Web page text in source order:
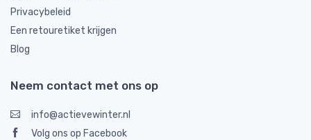
Privacybeleid
Een retouretiket krijgen
Blog
Neem contact met ons op
info@actievewinter.nl
Volg ons op Facebook